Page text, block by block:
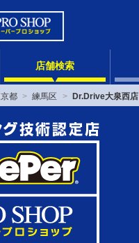
店舗検索
都 練馬区 Dr.Drive大泉西店